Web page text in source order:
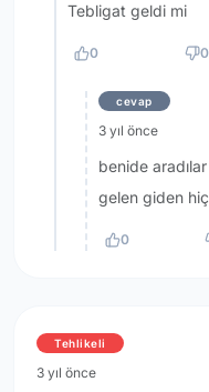
Tebligat geldi mi
0 0
cevap
3 yıl önce
benide
gelen giden
0
Tehlikeli
3 yıl önce